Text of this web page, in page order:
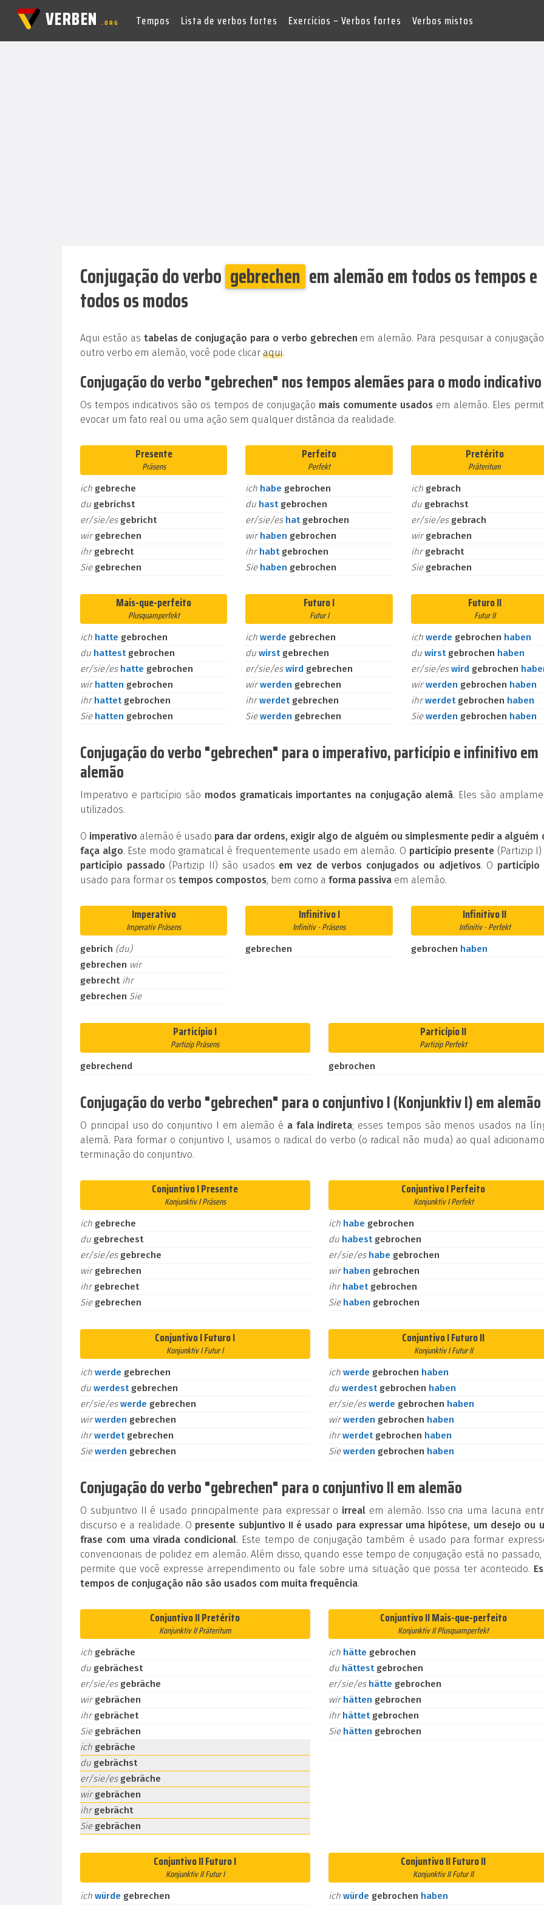
VERBEN.ORG Tempos Lista de verbos fortes Exercícios – Verbos fortes Verbos mistos
Conjugação do verbo gebrechen em alemão em todos os tempos e
todos os modos
Aqui estão as tabelas de conjugação para o verbo gebrechen em alemão. Para pesquisar a
outro verbo em alemão, você pode clicar aqui.
Conjugação do verbo "gebrechen" nos tempos alemães para o modo indicativo
Os tempos indicativos são os tempos de conjugação mais comumente usados em alemão. Eles
evocar um fato real ou uma ação sem qualquer distância da realidade.
Presente
Präsens
ich gebreche
du gebrichst
er/sie/es gebricht
wirgebrechen
ihrgebrecht
Sie gebrechen
Perfeito
Perfekt
ich habe gebrochen
du hast gebrochen
er/sie/es hat gebrochen
wirhaben gebrochen
ihrhabt gebrochen
Sie haben gebrochen
Pretérito
Präteritum
ich gebrach
du gebrachst
er/sie/es gebrach
wirgebrachen
ihrgebracht
Sie gebrachen
Mais-que-perfeito
Plusquamperfekt
ich hatte gebrochen
du hattest gebrochen
er/sie/es hatte gebrochen
wirhatten gebrochen
ihrhattet gebrochen
Sie hatten gebrochen
Futuro I
Futur I
ichwerde gebrechen
duwirst gebrechen
er/sie/eswird gebrechen
wirwerden gebrechen
ihrwerdet gebrechen
Siewerden gebrechen
Futuro II
Futur II
ich werde gebrochen haben
du wirst gebrochen haben
er/sie/eswird gebrochen
wirwerden gebrochen haben
ihrwerdet gebrochen haben
Siewerden gebrochen haben
Conjugação do verbo "gebrechen" para o imperativo, particípio e infinitivo em
alemão
Imperativo e particípio são modos gramaticais importantes na conjugação alemã. Eles são
utilizados.
O imperativo alemão é usado para dar ordens, exigir algo de alguém ou simplesmente pedir a alguém
faça algo. Este modo gramatical é frequentemente usado em alemão. O particípio presente (Partizip I)
particípio passado (Partizip II) são usados em vez de verbos conjugados ou adjetivos. O particípio
usado para formar os tempos compostos, bem como a forma passiva em alemão.
Imperativo
Imperativ Präsens
gebrich (du)
gebrechen wir
gebrecht ihr
gebrechen Sie
Infinitivo I
Infinitiv - Präsens
gebrechen
Infinitivo II
Infinitiv - Perfekt
gebrochen haben
Particípio I
Partizip Präsens
gebrechend
Particípio II
Partizip Perfekt
gebrochen
Conjugação do verbo "gebrechen" para o conjuntivo I (Konjunktiv I) em alemão
O principal uso do conjuntivo I em alemão é a fala indireta; esses tempos são menos usados na
alemã. Para formar o conjuntivo I, usamos o radical do verbo (o radical não muda) ao qual
terminação do conjuntivo.
Conjuntivo I Presente
Konjunktiv I Präsens
ich gebreche
du gebrechest
er/sie/es gebreche
wirgebrechen
ihrgebrechet
Sie gebrechen
Conjuntivo I Perfeito
Konjunktiv I Perfekt
ich habe gebrochen
du habest gebrochen
er/sie/es habe gebrochen
wirhaben gebrochen
ihrhabet gebrochen
Sie haben gebrochen
Conjuntivo I Futuro I
Konjunktiv I Futur I
ich werde gebrechen
du werdest gebrechen
er/sie/eswerde gebrechen
wirwerden gebrechen
ihrwerdet gebrechen
Siewerden gebrechen
Conjuntivo I Futuro II
Konjunktiv I Futur II
ich werde gebrochen haben
du werdest gebrochen haben
er/sie/eswerde gebrochen haben
wirwerden gebrochen haben
ihrwerdet gebrochen haben
Siewerden gebrochen haben
Conjugação do verbo "gebrechen" para o conjuntivo II em alemão
O subjuntivo II é usado principalmente para expressar o irreal em alemão. Isso cria uma lacuna
discurso e a realidade. O presente subjuntivo II é usado para expressar uma hipótese, um desejo ou
frase com uma virada condicional. Este tempo de conjugação também é usado para formar
convencionais de polidez em alemão. Além disso, quando esse tempo de conjugação está no passado,
permite que você expresse arrependimento ou fale sobre uma situação que possa ter acontecido.
tempos de conjugação não são usados com muita frequência.
Conjuntivo II Pretérito
Konjunktiv II Präteritum
ich gebräche
du gebrächest
er/sie/es gebräche
wirgebrächen
ihrgebrächet
Sie gebrächen
ich gebräche
du gebrächst
er/sie/es gebräche
wirgebrächen
ihrgebrächt
Sie gebrächen
Conjuntivo II Mais-que-perfeito
Konjunktiv II Plusquamperfekt
ich hätte gebrochen
du hättest gebrochen
er/sie/es hätte gebrochen
wirhätten gebrochen
ihrhättet gebrochen
Sie hätten gebrochen
Conjuntivo II Futuro I
Konjunktiv II Futur I
ich würde gebrechen
Conjuntivo II Futuro II
Konjunktiv II Futur II
ich würde gebrochen haben